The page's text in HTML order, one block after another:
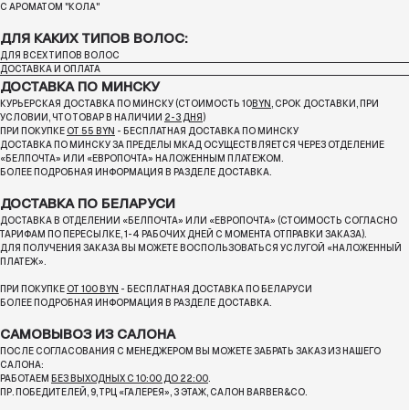
С АРОМАТОМ "КОЛА"
ДЛЯ КАКИХ ТИПОВ ВОЛОС:
ДЛЯ ВСЕХ ТИПОВ ВОЛОС
ДОСТАВКА И ОПЛАТА
ДОСТАВКА ПО МИНСКУ
КУРЬЕРСКАЯ ДОСТАВКА ПО МИНСКУ (СТОИМОСТЬ 10BYN, СРОК ДОСТАВКИ, ПРИ
УСЛОВИИ, ЧТО ТОВАР В НАЛИЧИИ 2-3 ДНЯ )
ПРИ ПОКУПКЕ ОТ 55 BYN - БЕСПЛАТНАЯ ДОСТАВКА ПО МИНСКУ
ДОСТАВКА ПО МИНСКУ ЗА ПРЕДЕЛЫ МКАД ОСУЩЕСТВЛЯЕТСЯ ЧЕРЕЗ ОТДЕЛЕНИЕ
«БЕЛПОЧТА» ИЛИ «ЕВРОПОЧТА» НАЛОЖЕННЫМ ПЛАТЕЖОМ.
БОЛЕЕ ПОДРОБНАЯ ИНФОРМАЦИЯ В РАЗДЕЛЕ ДОСТАВКА.
ДОСТАВКА ПО БЕЛАРУСИ
ДОСТАВКА В ОТДЕЛЕНИИ «БЕЛПОЧТА» ИЛИ «ЕВРОПОЧТА» (СТОИМОСТЬ СОГЛАСНО
ТАРИФАМ ПО ПЕРЕСЫЛКЕ, 1-4 РАБОЧИХ ДНЕЙ С МОМЕНТА ОТПРАВКИ ЗАКАЗА).
ДЛЯ ПОЛУЧЕНИЯ ЗАКАЗА ВЫ МОЖЕТЕ ВОСПОЛЬЗОВАТЬСЯ УСЛУГОЙ «НАЛОЖЕННЫЙ
ПЛАТЕЖ».
ПРИ ПОКУПКЕ ОТ 100 BYN - БЕСПЛАТНАЯ ДОСТАВКА ПО БЕЛАРУСИ
БОЛЕЕ ПОДРОБНАЯ ИНФОРМАЦИЯ В РАЗДЕЛЕ ДОСТАВКА.
САМОВЫВОЗ ИЗ САЛОНА
ПОСЛЕ СОГЛАСОВАНИЯ С МЕНЕДЖЕРОМ ВЫ МОЖЕТЕ ЗАБРАТЬ ЗАКАЗ ИЗ НАШЕГО
САЛОНА:
РАБОТАЕМ БЕЗ ВЫХОДНЫХ С 10:00 ДО 22:00.
ПР. ПОБЕДИТЕЛЕЙ, 9, ТРЦ «ГАЛЕРЕЯ», 3 ЭТАЖ, САЛОН BARBER&CO.